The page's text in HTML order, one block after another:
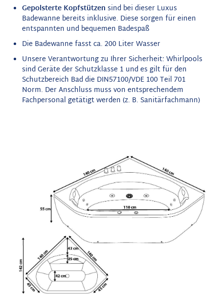
Gepolsterte Kopfstützen sind bei dieser Luxus
Badewanne bereits inklusive. Diese sorgen für einen
entspannten und bequemen Badespaß
Die Badewanne fasst ca. 200 Liter Wasser
Unsere Verantwortung zu Ihrer Sicherheit: Whirlpools
sind Geräte der Schutzklasse 1 und es gilt für den
Schutzbereich Bad die DIN57100/VDE 100 Teil 701
Norm. Der Anschluss muss von entsprechendem
Fachpersonal getätigt werden (z. B. Sanitärfachmann)